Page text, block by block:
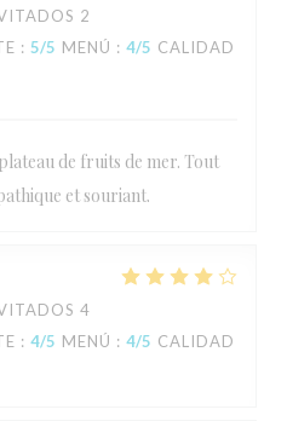
2
: 5/5 MENÚ : 4/5 CALIDAD
de fruits de mer. Tout
et souriant.
4
: 4/5 MENÚ : 4/5 CALIDAD